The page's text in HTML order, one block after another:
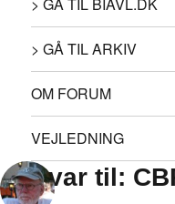
> GÅ TIL BIAVL.DK
> GÅ TIL ARKIV
OM FORUM
VEJLEDNING
Svar til: